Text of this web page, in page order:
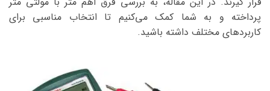
پرداخته و به شما کمک می‌کنیم تا انتخاب مناسبی برای
کاربردهای مختلف داشته باشید.